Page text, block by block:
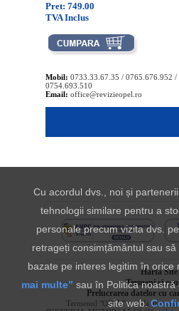
Pret: 749.00
TVA Inclus
Mobil: 0733.33.67.35 / 0765.676.952
0754.693.510
Email: office@revizieopel.ro
Harta Site
Termeni si
Prelucrarea datelor cu
Termenul "OPEL" si sigla
Cu acordul dvs., noi și
tehnologii similare pentru a
personale precum vizita dvs.
retrageți consimțământul sau
bazate pe interes legitim în orice
mai multe” sau în Politica
site web.